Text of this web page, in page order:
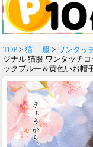
TOP > 猫 服 > ワンタッ
ジナル 猫服 ワンタッチ
ックブルー＆黄色いお帽